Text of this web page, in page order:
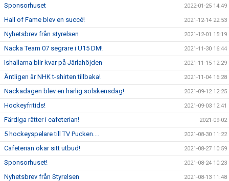
Sponsorhuset 2022-01-25 14:49
Hall of Fame blev en succé! 2021-12-14 22:53
Nyhetsbrev från styrelsen 2021-12-01 15:19
Nacka Team 07 segrare i U15 DM! 2021-11-30 16:44
Ishallarna blir kvar på Järlahöjden 2021-11-15 12:29
Äntligen är NHK t-shirten tillbaka! 2021-11-04 16:28
Nackadagen blev en härlig solskensdag! 2021-09-12 12:25
Hockeyfritids! 2021-09-03 12:41
Färdiga rätter i cafeterian! 2021-09-02
5 hockeyspelare till TV Pucken.... 2021-08-30 11:22
Cafeterian ökar sitt utbud! 2021-08-27 10:59
Sponsorhuset! 2021-08-24 10:23
Nyhetsbrev från Styrelsen 2021-08-13 11:48